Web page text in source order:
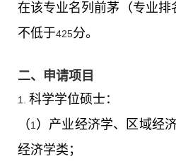
在该专业名列前茅（专业排
不低于425分。
二、申请项目
1. 科学学位硕士：
（1 ）产业经济学、区域经
经济学类；